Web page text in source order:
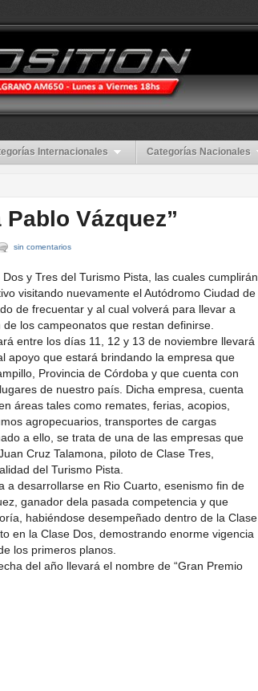
Internacionales Categorías Nacionales
Vázquez”
sin comentarios
y Tres del Turismo Pista, las cuales cumplirán
visitando nuevamente el Autódromo Ciudad de
de frecuentar y al cual volverá para llevar a
los campeonatos que restan definirse.
entre los días 11, 12 y 13 de noviembre llevará
apoyo que estará brindando la empresa que
Provincia de Córdoba y que cuenta con
de nuestro país. Dicha empresa, cuenta
áreas tales como remates, ferias, acopios,
agropecuarios, transportes de cargas
a ello, se trata de una de las empresas que
Cruz Talamona, piloto de Clase Tres,
del Turismo Pista.
a desarrollarse en Rio Cuarto, esenismo fin de
ganador dela pasada competencia y que
habiéndose desempeñado dentro de la Clase
en la Clase Dos, demostrando enorme vigencia
los primeros planos.
del año llevará el nombre de “Gran Premio